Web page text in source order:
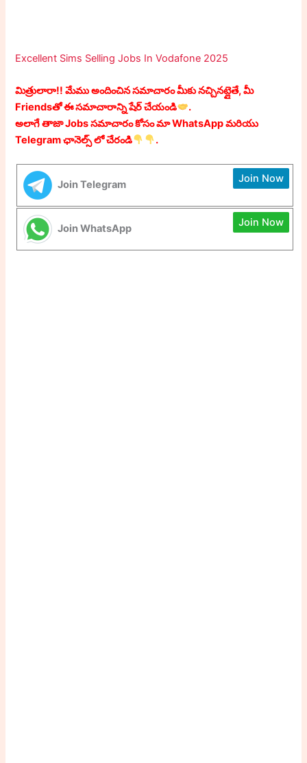
Excellent Sims Selling Jobs In Vodafone 2025
మిత్రులారా!! మేము అందించిన సమాచారం మీకు నచ్చినట్లైతే, మీ
Friendsతో ఈ సమాచారాన్ని షేర్ చేయండి
.
అలాగే తాజా Jobs సమాచారం కోసం మా WhatsApp మరియు
Telegram ఛానెల్స్ లో చేరండి
.
Join Telegram Join Now
Join WhatsApp Join Now